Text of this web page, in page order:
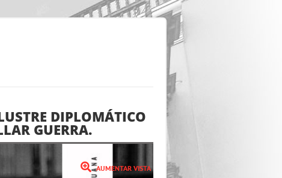
DIPLOMÁTICO
GUERRA.